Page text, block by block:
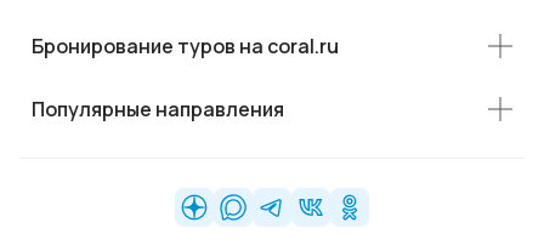
Бронирование туров на coral.ru
Популярные направления